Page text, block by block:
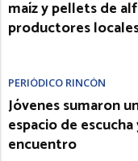
maíz y pellets de
productores
PERIÓDICO RINCÓN
Jóvenes sumaron
espacio de escucha
encuentro